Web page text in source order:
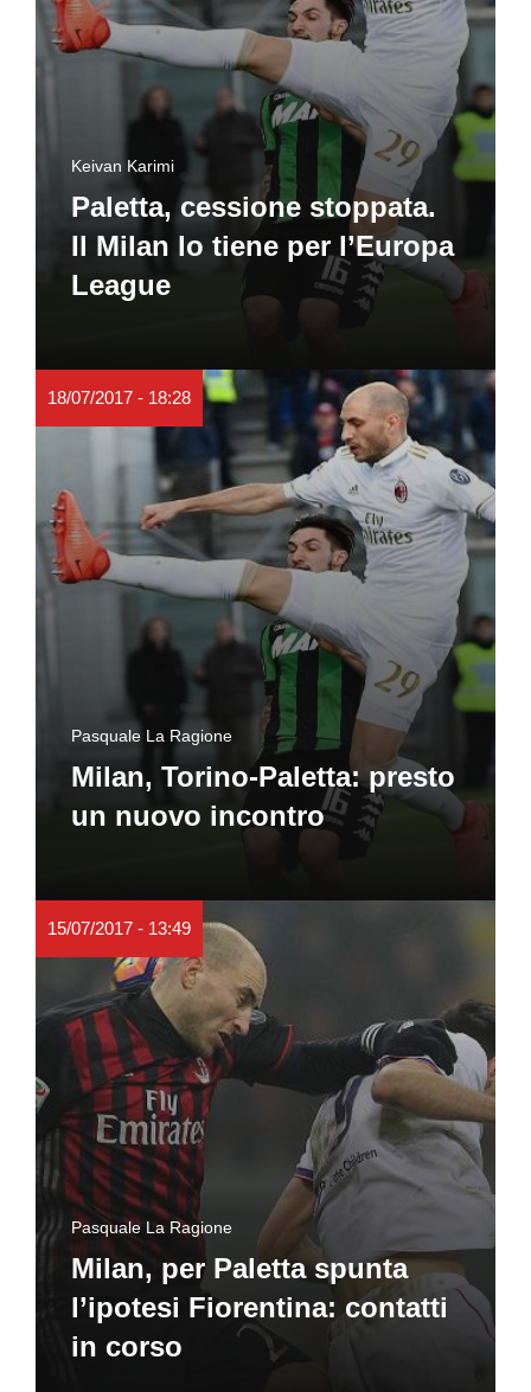
Keivan Karimi
Paletta, cessione stoppata.
Il Milan lo tiene per l’Europa
League
18/07/2017 - 18:28
Pasquale La Ragione
Milan, Torino-Paletta: presto
un nuovo incontro
15/07/2017 - 13:49
Pasquale La Ragione
Milan, per Paletta spunta
l’ipotesi Fiorentina: contatti
in corso